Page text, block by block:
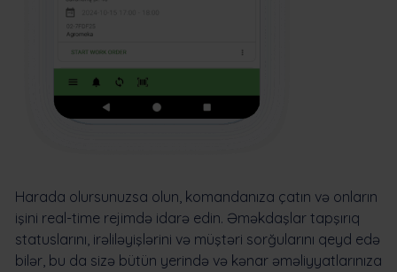
Harada olursunuzsa olun, komandanıza çatın və onların
işini real-time rejimdə idarə edin. Əməkdaşlar tapşırıq
statuslarını, irəliləyişlərini və müştəri sorğularını qeyd edə
bilər, bu da sizə bütün yerində və kənar əməliyyatlarınıza